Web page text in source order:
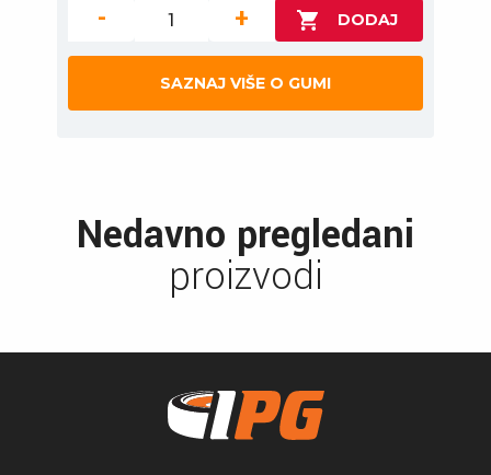
- +
SAZNAJ VIŠE O GUMI
Nedavno pregledani
proizvodi